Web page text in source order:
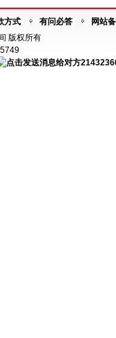
方式 有问必答
网站
版权所有